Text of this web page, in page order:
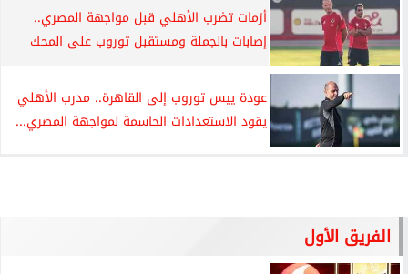
أزمات تضرب الأهلي قبل مواجهة المصري..
إصابات بالجملة ومستقبل توروب على المحك
عودة ييس توروب إلى القاهرة.. مدرب الأهلي
يقود الاستعدادات الحاسمة لمواجهة المصري...
الفريق الأول